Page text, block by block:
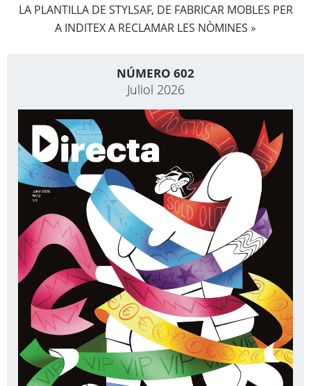
LA PLANTILLA DE STYLSAF, DE FABRICAR MOBLES PER
A INDITEX A RECLAMAR LES NÒMINES »
NÚMERO 602
Juliol 2026